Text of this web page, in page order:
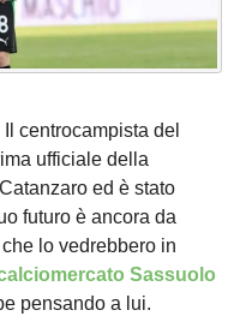
Il centrocampista del
ufficiale della
ed è stato
futuro è ancora da
lo vedrebbero in
Sassuolo
pensando a lui.